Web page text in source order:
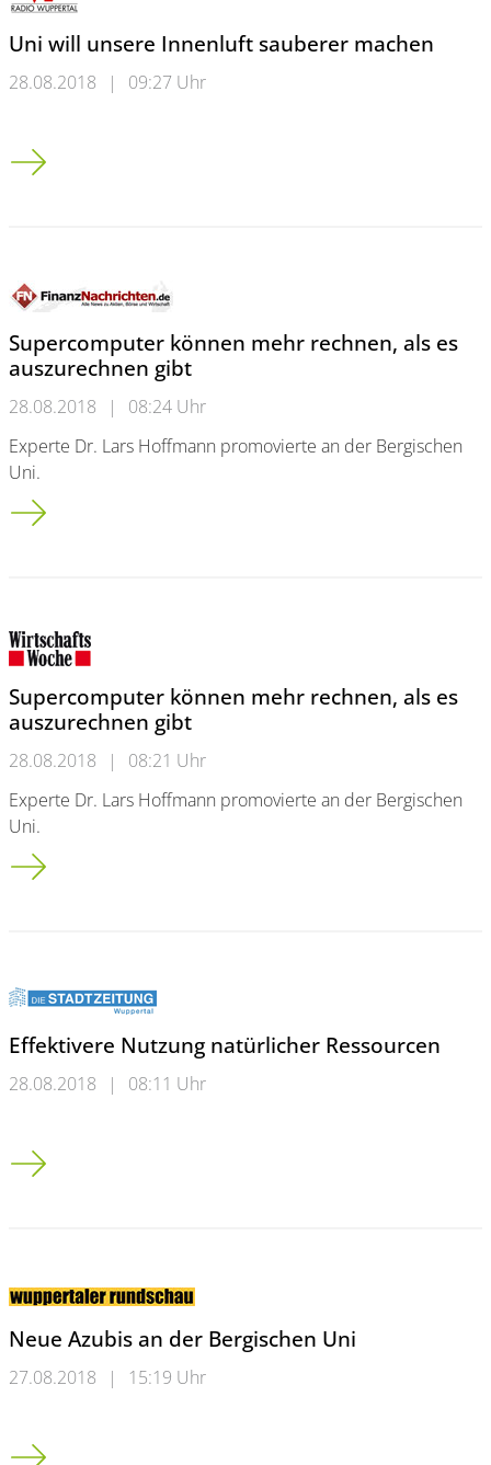
Uni will unsere Innenluft sauberer machen
28.08.2018 | 09:27 Uhr
Uni will unsere Innenluft sauberer machen
Supercomputer können mehr rechnen, als es
auszurechnen gibt
28.08.2018 |
08:24 Uhr
Experte Dr. Lars Hoffmann promovierte an der Bergischen
Uni.
Supercomputer können mehr rechnen, als es auszurechnen
Supercomputer können mehr rechnen, als es
auszurechnen gibt
28.08.2018 |
08:21 Uhr
Experte Dr. Lars Hoffmann promovierte an der Bergischen
Uni.
Supercomputer können mehr rechnen, als es auszurechnen
Effektivere Nutzung natürlicher Ressourcen
28.08.2018 | 08:11 Uhr
Effektivere Nutzung natürlicher Ressourcen
Neue Azubis an der Bergischen Uni
27.08.2018 | 15:19 Uhr
Neue Azubis an der Bergischen Uni